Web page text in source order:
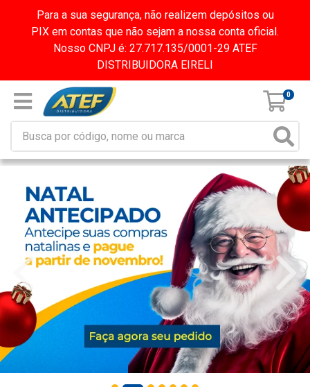
Para a sua segurança, não realizem depósitos ou
PIX em contas que não sejam a nossa conta oficial.
Nosso CNPJ é: 27.717.135/0001-29 ATEF
DISTRIBUIDORA EIRELI
0